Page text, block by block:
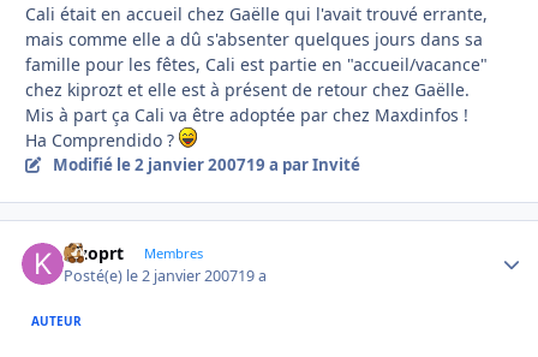
Cali était en accueil chez Gaëlle qui l'avait trouvé errante,
mais comme elle a dû s'absenter quelques jours dans sa
famille pour les fêtes, Cali est partie en "accueil/vacance"
chez kiprozt et elle est à présent de retour chez Gaëlle.
Mis à part ça Cali va être adoptée par chez Maxdinfos !
Ha Comprendido ?
Modifié le 2 janvier 200719 a par Invité
kizoprt Membres
Posté(e) le 2 janvier 200719 a
AUTEUR